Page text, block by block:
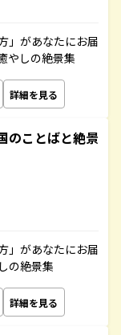
」があなたにお届
やしの絶景集
詳細を見る
のことばと絶景
」があなたにお届
の絶景集
詳細を見る